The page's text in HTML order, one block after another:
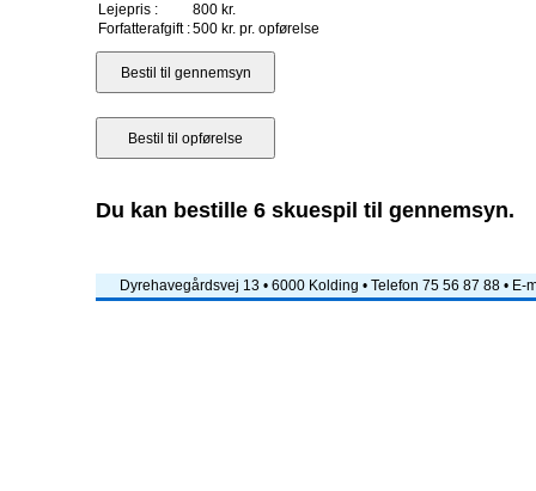
Lejepris :
800 kr.
Forfatterafgift :500 kr. pr. opførelse
Du kan bestille 6 skuespil til gennemsyn.
Dyrehavegårdsvej 13 • 6000 Kolding • Telefon 75 56 87 88 • E-